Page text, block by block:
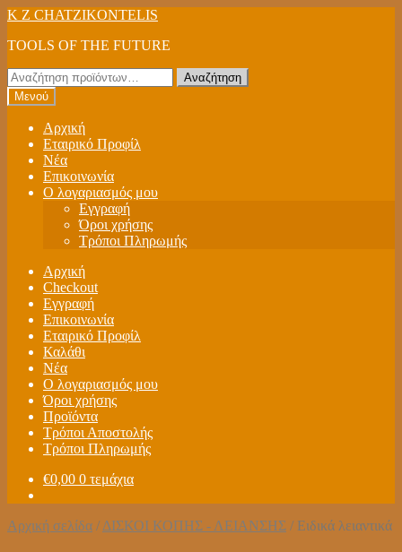
Απευθείας
στην
Μετάβαση
περιεχόμενο
K Z CHATZIKONTELIS
TOOLS OF THE FUTURE
Αναζήτηση
για:
Αναζήτηση
Μενού
Αρχική
Εταιρικό Προφίλ
Νέα
Επικοινωνία
Ο λογαριασμός μου
Εγγραφή
Όροι χρήσης
Τρόποι Πληρωμής
Αρχική
Checkout
Εγγραφή
Επικοινωνία
Εταιρικό Προφίλ
Καλάθι
Νέα
Ο λογαριασμός μου
Όροι χρήσης
Προϊόντα
Τρόποι Αποστολής
Τρόποι Πληρωμής
€0,00 0 τεμάχια
Αρχική σελίδα / ΔΙΣΚΟΙ ΚΟΠΗΣ - ΛΕΙΑΝΣΗΣ / Ειδικά λειαντικά